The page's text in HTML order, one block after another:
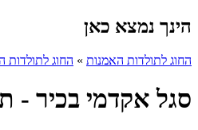
הינך נמצא כאן
החוג לתולדות האמנות » החוג לתולדות
סגל אקדמי בכיר -